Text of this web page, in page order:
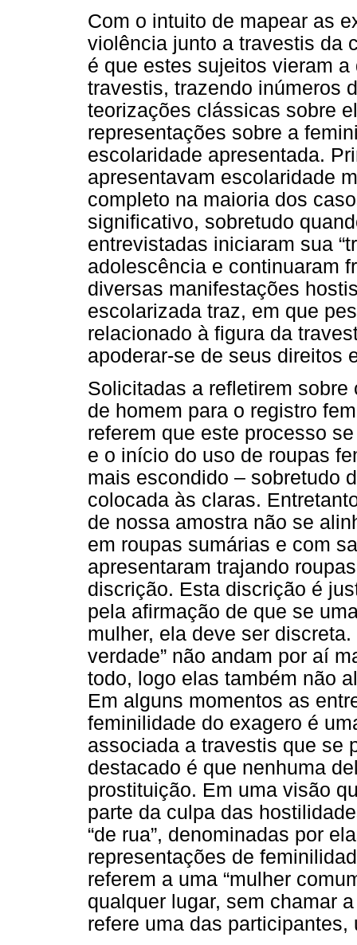
Com o intuito de mapear as
violência junto a travestis da
é que estes sujeitos vieram
travestis, trazendo inúmeros
teorizações clássicas sobre
representações sobre a
escolaridade apresentada.
apresentavam escolaridade
completo na maioria dos
significativo, sobretudo
entrevistadas iniciaram sua
adolescência e continuaram
diversas manifestações
escolarizada traz, em que
relacionado à figura da
apoderar-se de seus direitos
Solicitadas a refletirem
de homem para o registro
referem que este processo
e o início do uso de roupas
mais escondido – sobretudo
colocada às claras.
de nossa amostra não se
em roupas sumárias e com
apresentaram trajando
discrição. Esta discrição é
pela afirmação de que se
mulher, ela deve ser
verdade” não andam por aí
todo, logo elas também não
Em alguns momentos as
feminilidade do exagero é
associada a travestis que se
destacado é que nenhuma
prostituição. Em uma visão
parte da culpa das
“de rua”, denominadas por
representações de
referem a uma “mulher
qualquer lugar, sem chamar
refere uma das participantes,